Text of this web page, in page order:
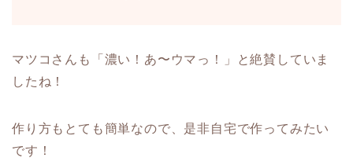
マツコさんも「濃い！あ〜ウマっ！」と絶賛していま
したね！
作り方もとても簡単なので、是非自宅で作ってみたい
です！